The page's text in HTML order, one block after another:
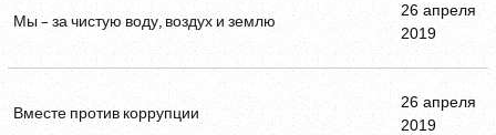
Мы – за чистую воду, воздух и землю
26 апреля
2019
Вместе против коррупции
26 апреля
2019